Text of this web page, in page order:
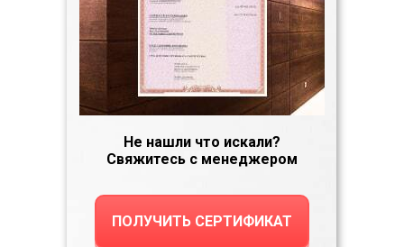
Не нашли что искали?
Свяжитесь с менеджером
ПОЛУЧИТЬ СЕРТИФИКАТ